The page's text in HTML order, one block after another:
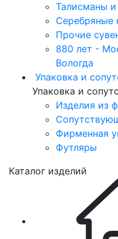
Талисманы
Серебряные
Прочие
880 лет -
Вологда
Упаковка и
Упаковка и
Изделия из
Фирменная
Футляры
Каталог изделий